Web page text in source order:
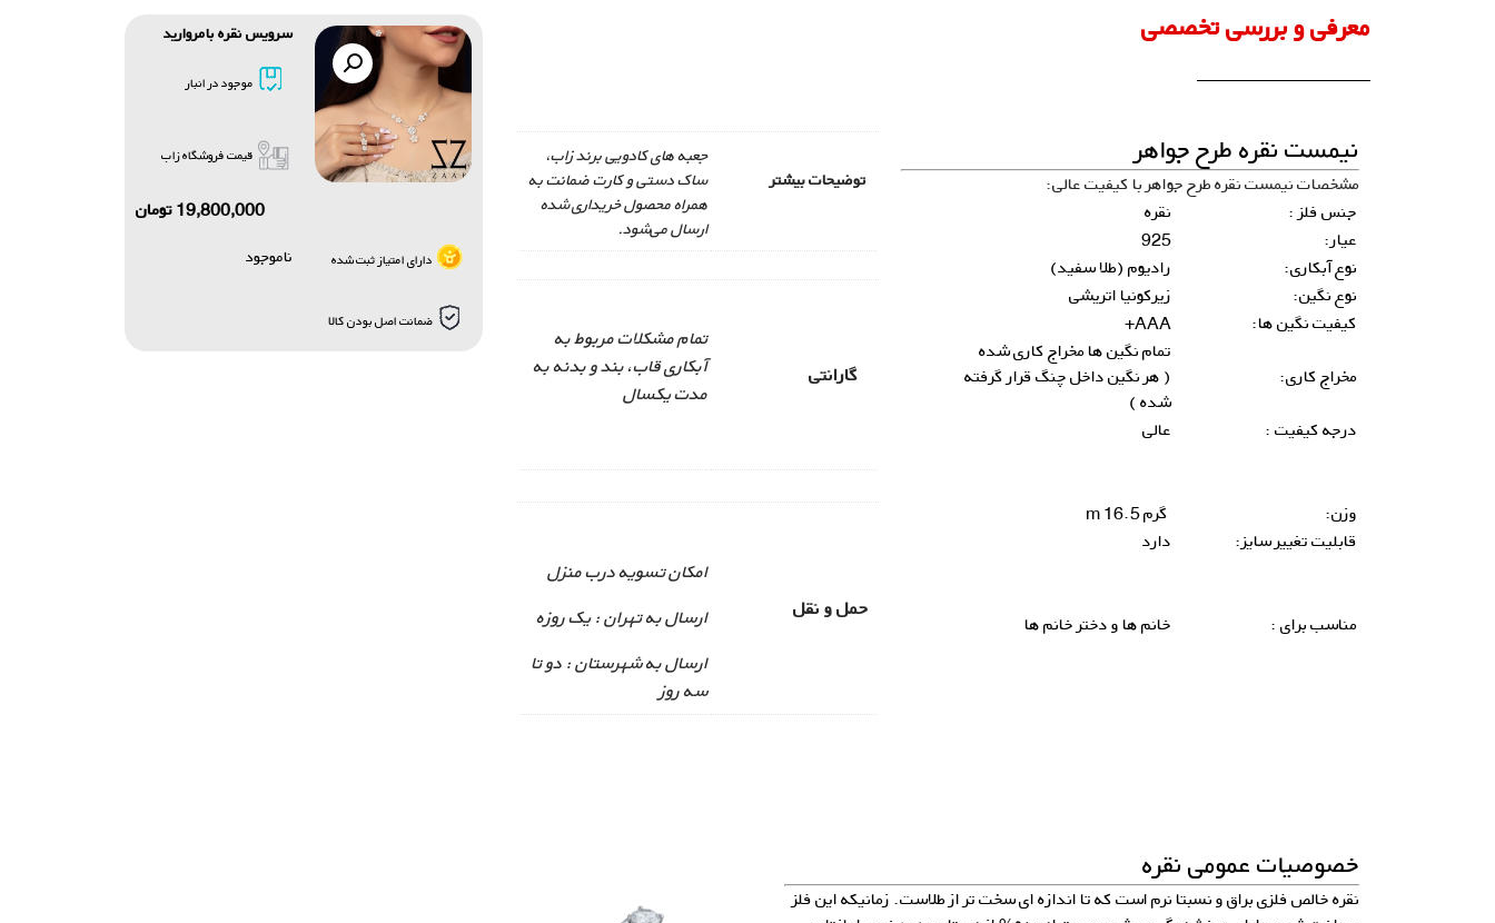
معرفی و بررسی تخصصی
نیمست نقره طرح جواهر
مشخصات نیمست نقره طرح جواهر با کیفیت عالی:
جنس فلز :
نقره
عیار:
925
نوع آبکاری:
رادیوم (طلا سفید)
نوع نگین:
زیرکونیا اتریشی
کیفیت نگین ها:
AAA+
مخراج کاری:
تمام نگین ها مخراج کاری شده
( هر نگین داخل چنگ قرار گرفته
شده )
درجه کیفیت :
عالی
وزن:
گرم 16.5 m
قابلیت تغییر سایز:
دارد
مناسب برای : خانم ها و دختر خانم ها
توضیحات بیشتر
جعبه های کادویی برند زاب،
ساک دستی و کارت ضمانت به
همراه محصول خریداری شده
ارسال می‌شود.
گارانتی
تمام مشکلات مربوط به
آبکاری قاب، بند و بدنه به
مدت یکسال
حمل و نقل
امکان تسویه درب منزل
ارسال به تهران : یک روزه
ارسال به شهرستان : دو تا
سه روز
خصوصیات عمومی نقره
نقره خالص فلزی براق و نسبتا نرم است که تا اندازه ای سخت تر از طلاست. زمانیکه این فلز
دارای امتیاز ثبت شده
ضمانت اصل بودن کالا
سرویس نقره بامروارید
موجود در انبار
قیمت فروشگاه زاب
19,800,000تومان
ناموجود